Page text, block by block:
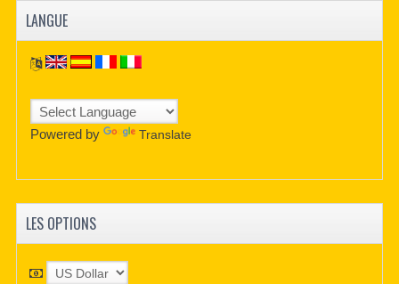
LANGUE
Powered by Translate
LES OPTIONS